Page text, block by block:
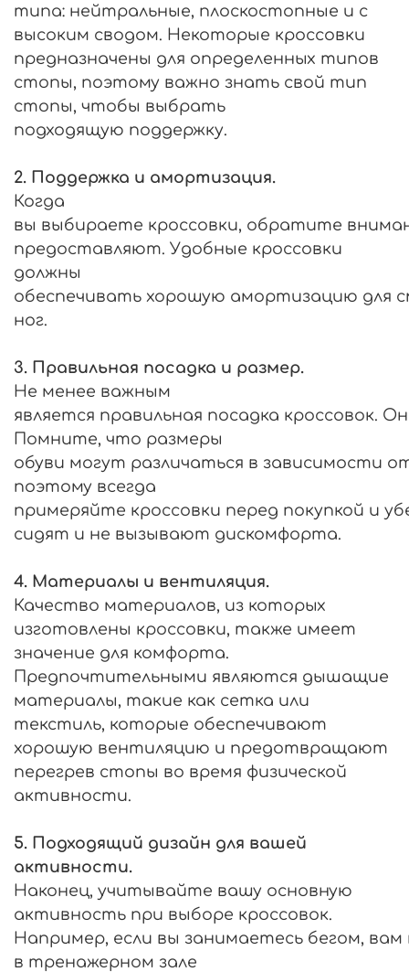
типа: нейтральные, плоскостопные и с
высоким сводом. Некоторые кроссовки
предназначены для определенных типов
стопы, поэтому важно знать свой тип
стопы, чтобы выбрать
подходящую поддержку.
2. Поддержка и амортизация.
Когда
вы выбираете кроссовки, обратите
предоставляют. Удобные кроссовки
должны
обеспечивать хорошую амортизацию для
ног.
3. Правильная посадка и размер.
Не менее важным
является правильная посадка кроссовок.
Помните, что размеры
обуви могут различаться в зависимости
поэтому всегда
примеряйте кроссовки перед покупкой и
сидят и не вызывают дискомфорта.
4. Материалы и вентиляция.
Качество материалов, из которых
изготовлены кроссовки, также имеет
значение для комфорта.
Предпочтительными являются дышащие
материалы, такие как сетка или
текстиль, которые обеспечивают
хорошую вентиляцию и предотвращают
перегрев стопы во время физической
активности.
5. Подходящий дизайн для вашей
активности.
Наконец, учитывайте вашу основную
активность при выборе кроссовок.
Например, если вы занимаетесь бегом, вам
в тренажерном зале